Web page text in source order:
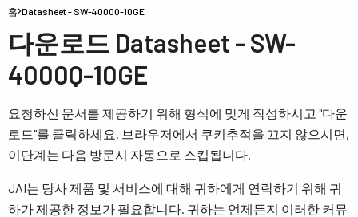
홈 Datasheet - SW-4000Q-10GE
다운로드 Datasheet - SW-
4000Q-10GE
요청하신 문서를 제공하기 위해 형식에 맞게 작성하시고 "다운
로드"를 클릭하세요. 브라우저에서 쿠키추적을 끄지 않으시면,
이단계는 다음 방문시 자동으로 스킵됩니다.
JAI는 당사 제품 및 서비스에 대해 귀하에게 연락하기 위해 귀
하가 제공한 정보가 필요합니다. 귀하는 언제든지 이러한 커뮤